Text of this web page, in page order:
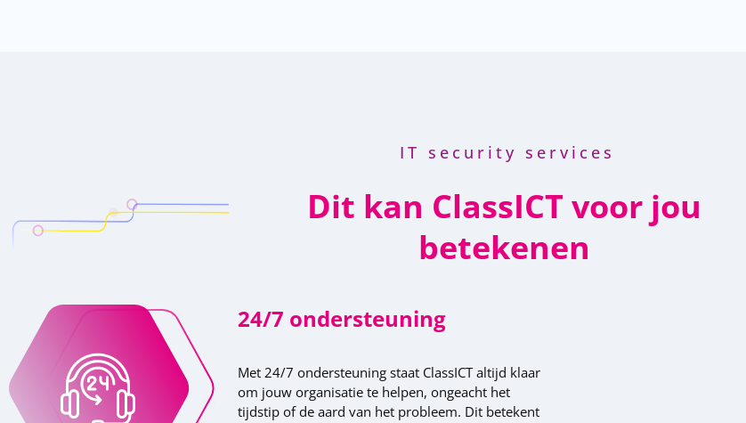
IT security services
Dit kan ClassICT voor jou
betekenen
24/7 ondersteuning
Met 24/7 ondersteuning staat ClassICT altijd klaar
om jouw organisatie te helpen, ongeacht het
tijdstip of de aard van het probleem. Dit betekent